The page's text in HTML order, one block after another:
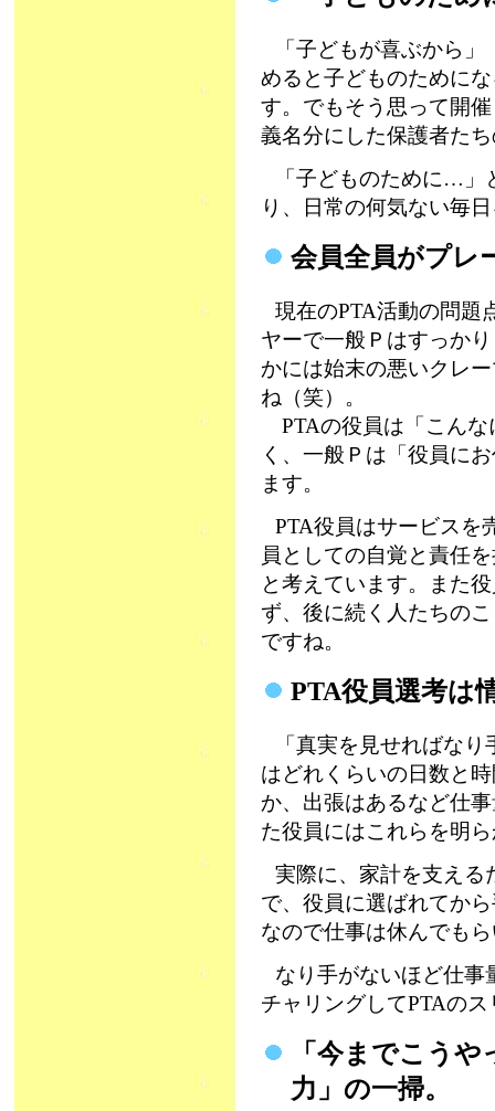
「子どもが喜ぶから
めると子どものために
す。でもそう思って開
義名分にした保護者た
「子どものために…
り、日常の何気ない毎
会員全員がプレ
現在のPTA活動の問題
ヤーで一般Ｐはすっか
かには始末の悪いクレ
ね（笑）。
PTAの役員は「こんな
く、一般Ｐは「役員に
ます。
PTA役員はサービスを
員としての自覚と責任
と考えています。また
ず、後に続く人たちの
ですね。
PTA役員選考は
「真実を見せればな
はどれくらいの日数と
か、出張はあるなど仕
た役員にはこれらを明
実際に、家計を支える
で、役員に選ばれてか
なので仕事は休んでも
なり手がないほど仕事
チャリングしてPTAの
「今までこう
力」の一掃。